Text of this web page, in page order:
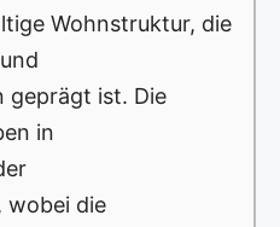
Wohnstruktur, die
geprägt ist. Die
in
wobei die